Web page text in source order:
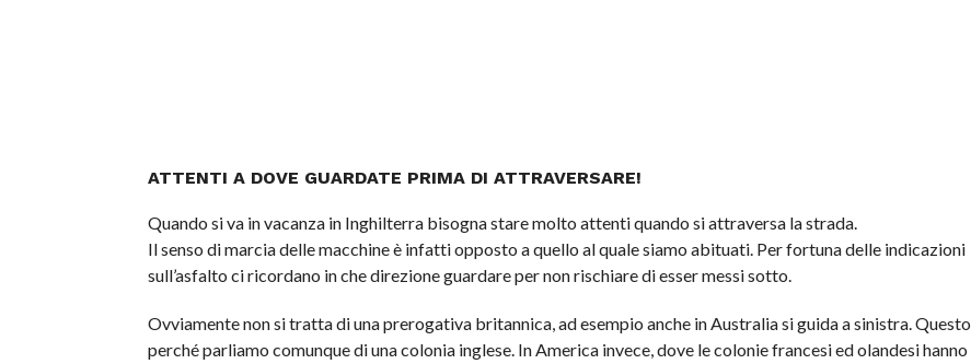
ATTENTI A DOVE GUARDATE PRIMA DI ATTRAVERSARE!
Quando si va in vacanza in Inghilterra bisogna stare molto attenti quando si attraversa la strada.
Il senso di marcia delle macchine è infatti opposto a quello al quale siamo abituati. Per fortuna delle indicazioni
sull’asfalto ci ricordano in che direzione guardare per non rischiare di esser messi sotto.
Ovviamente non si tratta di una prerogativa britannica, ad esempio anche in Australia si guida a sinistra. Questo
perché parliamo comunque di una colonia inglese. In America invece, dove le colonie francesi ed olandesi hanno